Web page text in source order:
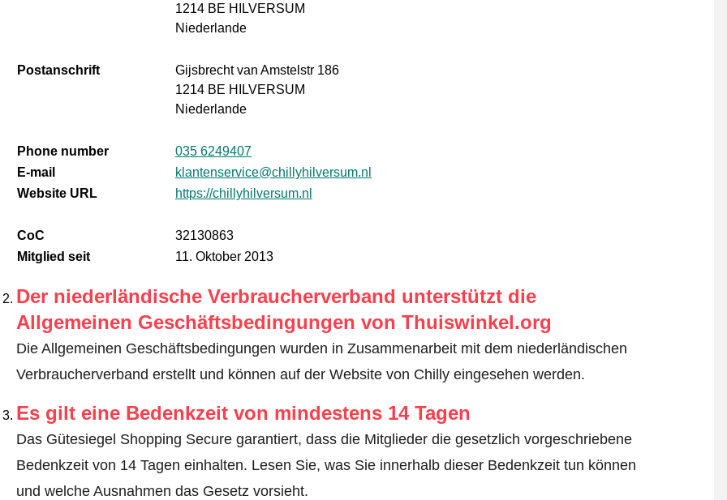
1214 BE HILVERSUM
Niederlande
Postanschrift
Gijsbrecht van Amstelstr 186
1214 BE HILVERSUM
Niederlande
Phone number
035 6249407
E-mail
klantenservice@chillyhilversum.nl
Website URL
https://chillyhilversum.nl
CoC
32130863
Mitglied seit
11. Oktober 2013
Der niederländische Verbraucherverband unterstützt die
Allgemeinen Geschäftsbedingungen von Thuiswinkel.org
Die Allgemeinen Geschäftsbedingungen wurden in Zusammenarbeit mit dem niederländischen
Verbraucherverband erstellt und können auf der Website von Chilly eingesehen werden.
Es gilt eine Bedenkzeit von mindestens 14 Tagen
Das Gütesiegel Shopping Secure garantiert, dass die Mitglieder die gesetzlich vorgeschriebene
Bedenkzeit von 14 Tagen einhalten. Lesen Sie, was Sie innerhalb dieser Bedenkzeit tun können
und welche Ausnahmen das Gesetz vorsieht.